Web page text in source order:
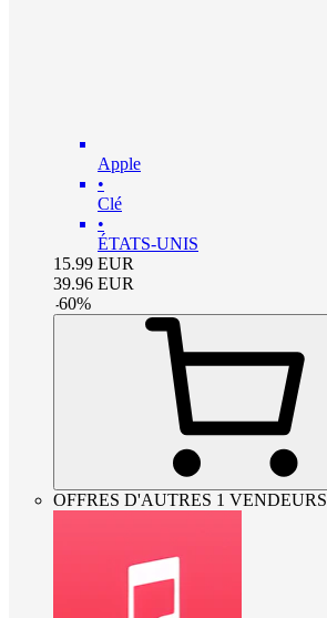
Apple
•
Clé
•
ÉTATS-UNIS
15.99 EUR
39.96 EUR
-60%
OFFRES D'AUTRES 1 VENDEURS